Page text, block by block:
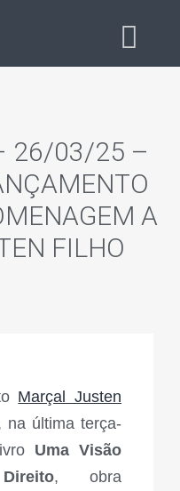
26/03/25 –
A
FILHO
Marçal Justen
na última terça-
Uma Visão
, obra